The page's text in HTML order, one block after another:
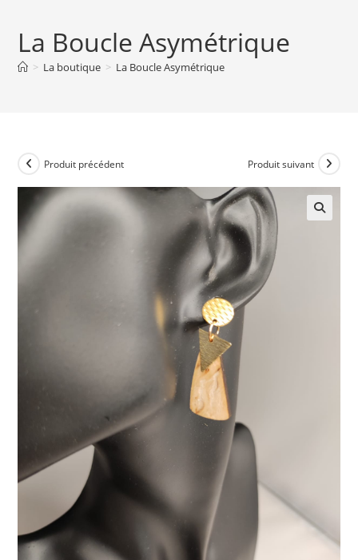
La Boucle Asymétrique
> La boutique > La Boucle Asymétrique
Produit précédent Produit suivant